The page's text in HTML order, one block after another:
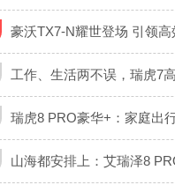
豪沃TX7-N耀世登场 引领高
工作、生活两不误，瑞虎7
瑞虎8 PRO豪华+：家庭出
山海都安排上：艾瑞泽8